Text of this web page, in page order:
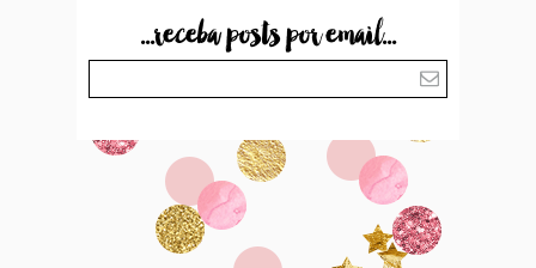
...receba posts por email...